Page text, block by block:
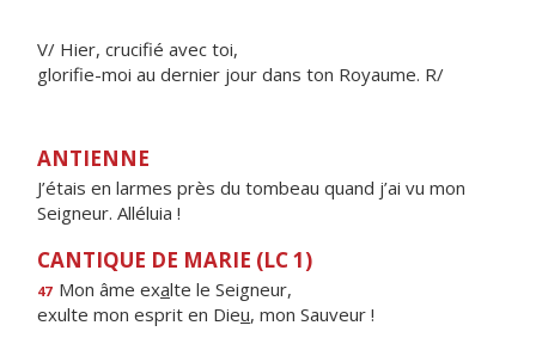
V/ Hier, crucifié avec toi,
glorifie-moi au dernier jour dans ton Royaume. R/
ANTIENNE
J’étais en larmes près du tombeau quand j’ai vu mon
Seigneur. Alléluia !
CANTIQUE DE MARIE (LC 1)
47 Mon âme exalte le Seigneur,
exulte mon esprit en Dieu, mon Sauveur !